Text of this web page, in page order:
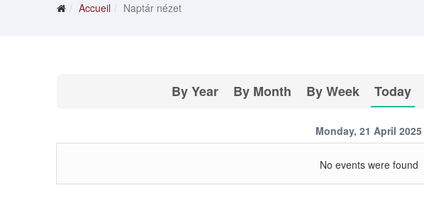
Accueil Naptár nézet
By Year By Month By Week Today
Monday, 21 April 2025
No events were found